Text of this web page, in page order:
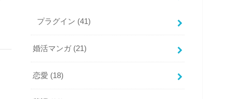
プラグイン (41)
婚活マンガ (21)
恋愛 (18)